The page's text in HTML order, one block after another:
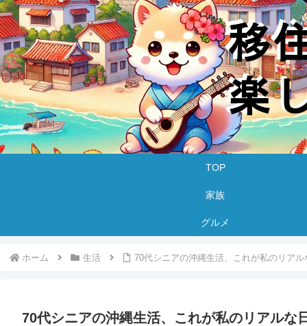
TOP
家族
グルメ
ホーム 生活 70代シニアの沖縄生活、これが私のリアル
70代シニアの沖縄生活、これが私のリアルな